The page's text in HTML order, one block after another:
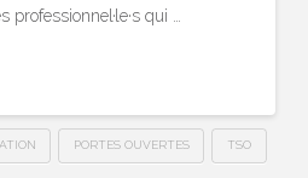
professionnel·le·s qui …
PORTES OUVERTES TSO